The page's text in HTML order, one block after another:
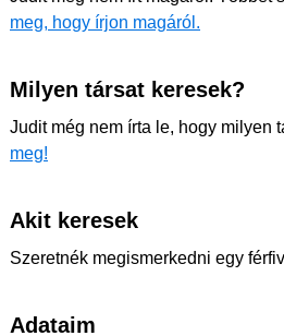
meg, hogy írjon magáról.
Milyen társat keresek?
Judit még nem írta le, hogy milyen
meg!
Akit keresek
Szeretnék megismerkedni egy
Adataim